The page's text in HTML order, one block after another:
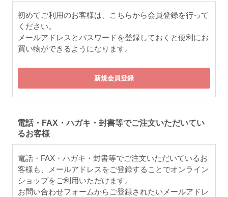
初めてご利用のお客様は、こちらから会員登録を行って
ください。
メールアドレスとパスワードを登録しておくと便利にお
買い物ができるようになります。
電話・FAX・ハガキ・封書等でご注文いただいてい
るお客様
電話・FAX・ハガキ・封書等でご注文いただいているお
客様も、メールアドレスをご登録することでオンライン
ショップをご利用いただけます。
お問い合わせフォームからご登録されたいメールアドレ